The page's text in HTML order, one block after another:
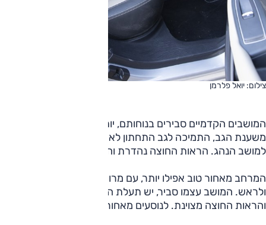
צילום: יואל פלרמן
המושבים הקדמיים סבירים בנוחותם, יותר בסיס המושב ופחות
משענת הגב, התמיכה לגב התחתון לא טובה מספיק. יש זיכרונות
למושב הנהג. הראות החוצה נהדרת והמרחב בהחלט טוב.
המרחב מאחור טוב אפילו יותר, עם מרווחים מצוינים לרגליים
ולראש. המושב עצמו סביר, יש תעלת הינע גבוהה אך לא רחבה,
והראות החוצה מצוינת. לנוסעים מאחור פתחי מיזוג.